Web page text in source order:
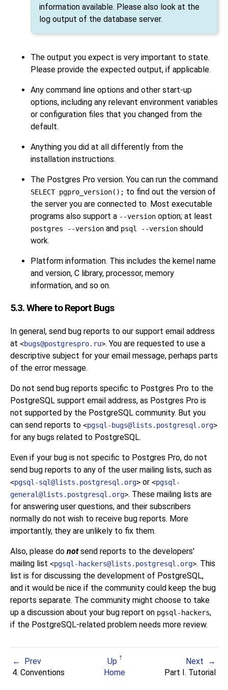
information available. Please also look at the
log output of the database server.
The output you expect is very important to state.
Please provide the expected output, if applicable.
Any command line options and other start-up
options, including any relevant environment variables
or configuration files that you changed from the
default.
Anything you did at all differently from the
installation instructions.
The Postgres Pro version. You can run the command
SELECT pgpro_version(); to find out the version of
the server you are connected to. Most executable
programs also support a --version option; at least
postgres --version and psql --version should
work.
Platform information. This includes the kernel name
and version, C library, processor, memory
information, and so on.
5.3. Where to Report Bugs
In general, send bug reports to our support email address
at <bugs@postgrespro.ru>. You are requested to use a
descriptive subject for your email message, perhaps parts
of the error message.
Do not send bug reports specific to Postgres Pro to the
PostgreSQL support email address, as Postgres Pro is
not supported by the PostgreSQL community. But you
can send reports to <pgsql-bugs@lists.postgresql.org>
for any bugs related to PostgreSQL.
Even if your bug is not specific to Postgres Pro, do not
send bug reports to any of the user mailing lists, such as
<pgsql-sql@lists.postgresql.org> or <pgsql-
general@lists.postgresql.org>. These mailing lists are
for answering user questions, and their subscribers
normally do not wish to receive bug reports. More
importantly, they are unlikely to fix them.
Also, please do notsend reports to the developers'
mailing list <pgsql-hackers@lists.postgresql.org>. This
list is for discussing the development of PostgreSQL,
and it would be nice if the community could keep the bug
reports separate. The community might choose to take
up a discussion about your bug report on pgsql-hackers,
if the PostgreSQL-related problem needs more review.
Prev Up
Next
4. Conventions
Home Part I. Tutorial